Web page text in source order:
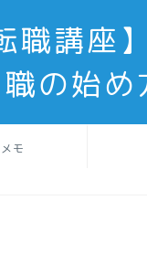
職講
職の始め
モ